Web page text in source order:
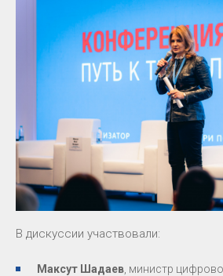
В дискуссии участвовали:
Максут Шадаев , министр